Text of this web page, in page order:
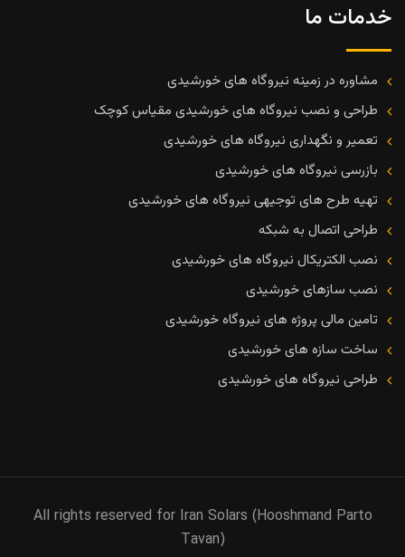
خدمات ما
مشاوره در زمینه نیروگاه های خورشیدی
طراحی و نصب نیروگاه های خورشیدی مقیاس کوچک
تعمیر و نگهداری نیروگاه های خورشیدی
بازرسی نیروگاه های خورشیدی
تهیه طرح های توجیهی نیروگاه های خورشیدی
طراحی اتصال به شبکه
نصب الکتریکال نیروگاه های خورشیدی
نصب سازهای خورشیدی
تامین مالی پروژه های نیروگاه خورشیدی
ساخت سازه های خورشیدی
طراحی نیروگاه های خورشیدی
All rights reserved for Iran Solars (Hooshmand Parto
Tavan)